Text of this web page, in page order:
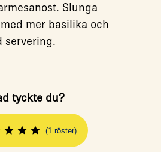
Slunga
mer basilika och
servering.
tyckte du?
(1 röster)